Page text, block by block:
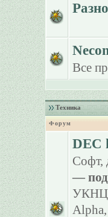
Все
Техника
Форум
DEC
Софт,
—
УКНЦ
Alpha,